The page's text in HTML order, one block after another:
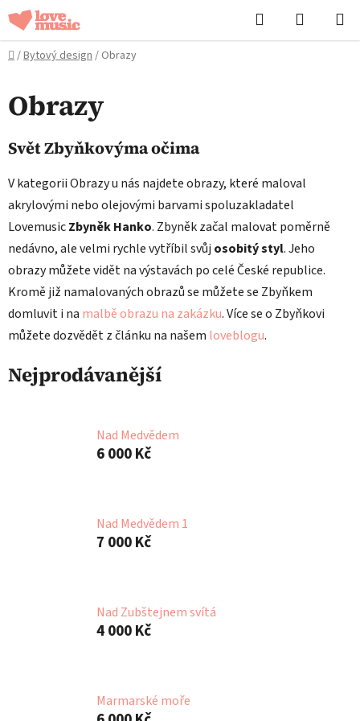
Přejít
na
obsah
Hledat
KOŠÍK
Domů
/Bytový design/ Obrazy
Obrazy
Svět Zbyňkovýma očima
V kategorii Obrazy u nás najdete obrazy, které maloval
akrylovými nebo olejovými barvami spoluzakladatel
LovemusicZbyněk Hanko. Zbyněk začal malovat poměrně
nedávno, ale velmi rychle vytříbil svůj osobitý styl. Jeho
obrazy můžete vidět na výstavách po celé České republice.
Kromě již namalovaných obrazů se můžete se Zbyňkem
domluvit i na malbě obrazu na zakázku. Více se o Zbyňkovi
můžete dozvědět z článku na našem loveblogu.
Nejprodávanější
Nad Medvědem
6 000 Kč
Nad Medvědem 1
7 000 Kč
Nad Zubštejnem svítá
4 000 Kč
Marmarské moře